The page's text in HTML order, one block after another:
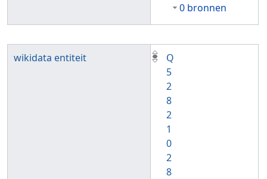
0 bronnen
wikidata entiteit
Q
5
2
8
2
1
0
2
8